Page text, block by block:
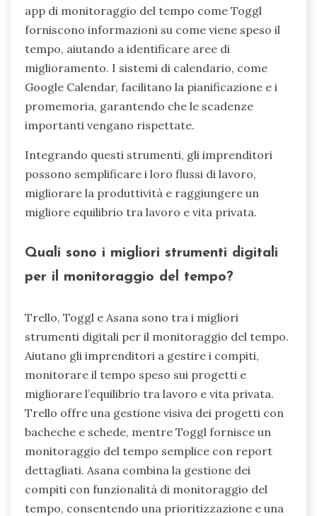
app di monitoraggio del tempo come Toggl
forniscono informazioni su come viene speso il
tempo, aiutando a identificare aree di
miglioramento. I sistemi di calendario, come
Google Calendar, facilitano la pianificazione e i
promemoria, garantendo che le scadenze
importanti vengano rispettate.
Integrando questi strumenti, gli imprenditori
possono semplificare i loro flussi di lavoro,
migliorare la produttività e raggiungere un
migliore equilibrio tra lavoro e vita privata.
Quali sono i migliori strumenti digitali
per il monitoraggio del tempo?
Trello, Toggl e Asana sono tra i migliori
strumenti digitali per il monitoraggio del tempo.
Aiutano gli imprenditori a gestire i compiti,
monitorare il tempo speso sui progetti e
migliorare l’equilibrio tra lavoro e vita privata.
Trello offre una gestione visiva dei progetti con
bacheche e schede, mentre Toggl fornisce un
monitoraggio del tempo semplice con report
dettagliati. Asana combina la gestione dei
compiti con funzionalità di monitoraggio del
tempo, consentendo una prioritizzazione e una